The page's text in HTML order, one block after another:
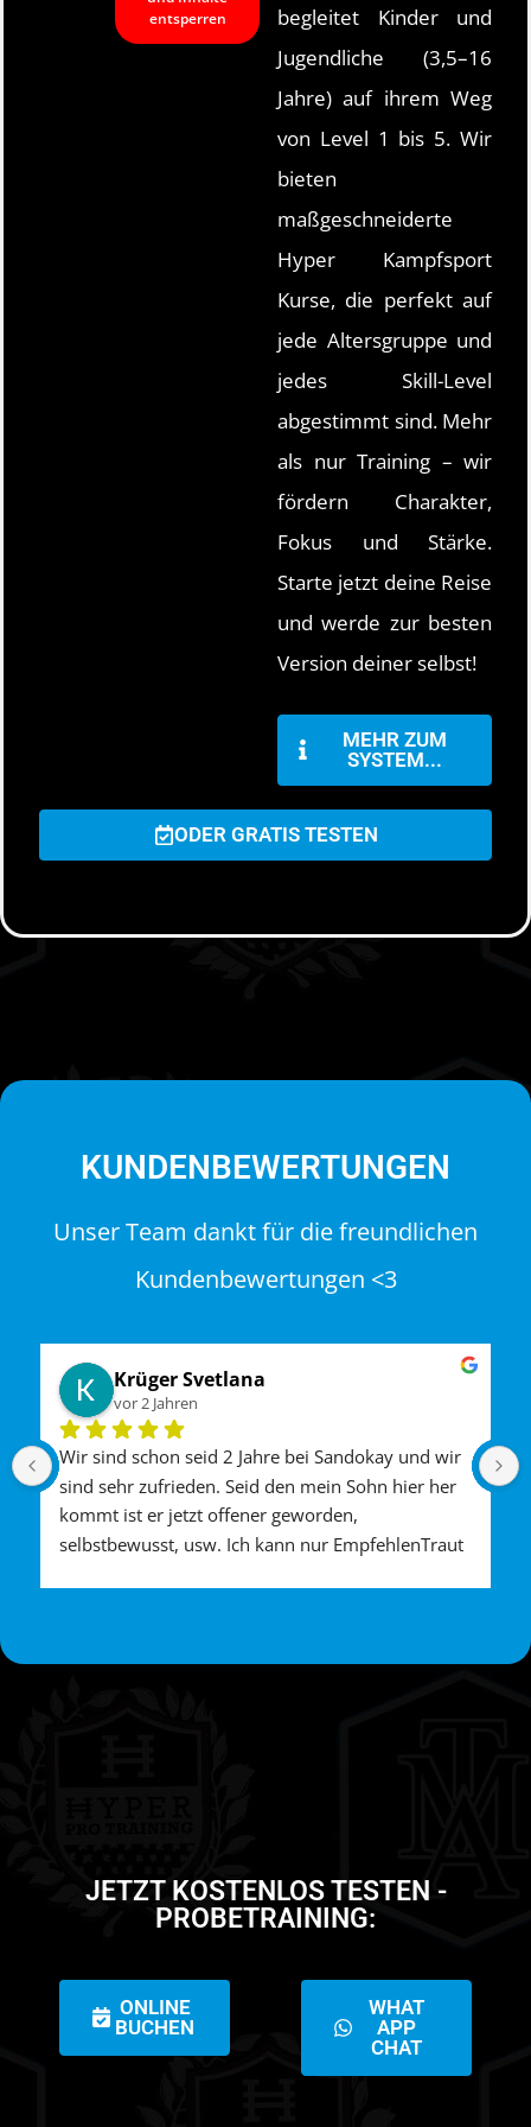
entsperren
begleitet Kinder und
Jugendliche (3,5–16
Jahre) auf ihrem Weg
von Level 1 bis 5. Wir
bieten
maßgeschneiderte
Hyper Kampfsport
Kurse, die perfekt auf
jede Altersgruppe und
jedes Skill-Level
abgestimmt sind. Mehr
als nur Training – wir
fördern Charakter,
Fokus und Stärke.
Starte jetzt deine Reise
und werde zur besten
Version deiner selbst!
MEHR ZUM
SYSTEM...
ODER GRATIS TESTEN
KUNDENBEWERTUNGEN
Unser Team dankt für die freundlichen
Kundenbewertungen <3
Krüger Svetlana
vor 2 Jahren
Wir sind schon seid 2 Jahre bei Sandokay und wir
sind sehr zufrieden. Seid den mein Sohn hier her
kommt ist er jetzt offener geworden,
selbstbewusst, usw. Ich kann nur EmpfehlenTraut
muss mann echt durchziehen und kind zeigen was
JETZT KOSTENLOS TESTEN -
PROBETRAINING:
ONLINE
BUCHEN
WHAT
APP
CHAT